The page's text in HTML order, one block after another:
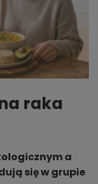
raka
a
się w grupie